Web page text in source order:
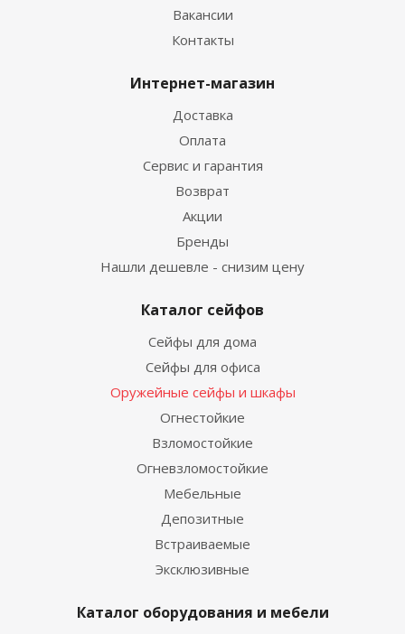
Вакансии
Контакты
Интернет-магазин
Доставка
Оплата
Сервис и гарантия
Возврат
Акции
Бренды
Нашли дешевле - снизим цену
Каталог сейфов
Сейфы для дома
Сейфы для офиса
Оружейные сейфы и шкафы
Огнестойкие
Взломостойкие
Огневзломостойкие
Мебельные
Депозитные
Встраиваемые
Эксклюзивные
Каталог оборудования и мебели